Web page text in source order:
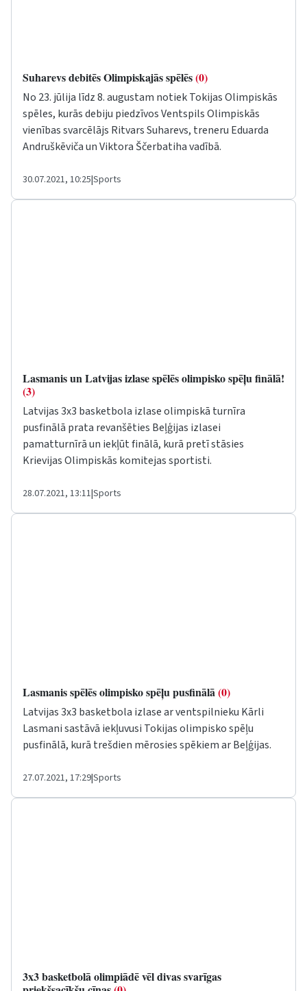
Suharevs debitēs Olimpiskajās spēlēs(0)
No 23. jūlija līdz 8. augustam notiek Tokijas Olimpiskās
spēles, kurās debiju piedzīvos Ventspils Olimpiskās
vienības svarcēlājs Ritvars Suharevs, treneru Eduarda
Andruškēviča un Viktora Ščerbatiha vadībā.
30.07.2021, 10:25|Sports
Lasmanis un Latvijas izlase spēlēs olimpisko spēļu finālā!
(3)
Latvijas 3x3 basketbola izlase olimpiskā turnīra
pusfinālā prata revanšēties Beļģijas izlasei
pamatturnīrā un iekļūt finālā, kurā pretī stāsies
Krievijas Olimpiskās komitejas sportisti.
28.07.2021, 13:11|Sports
Lasmanis spēlēs olimpisko spēļu pusfinālā(0)
Latvijas 3x3 basketbola izlase ar ventspilnieku Kārli
Lasmani sastāvā iekļuvusi Tokijas olimpisko spēļu
pusfinālā, kurā trešdien mērosies spēkiem ar Beļģijas.
27.07.2021, 17:29|Sports
3x3 basketbolā olimpiādē vēl divas svarīgas